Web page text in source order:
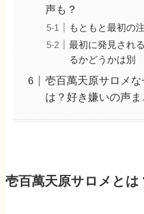
声も？
もともと最初の
最初に発見され
るかどうかは別
壱百萬天原サロメ
は？好き嫌いの声ま
壱百萬天原サロメとは